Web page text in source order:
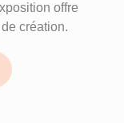
offre
création.